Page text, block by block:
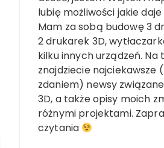
lubię możliwości jakie daje
Mam za sobą budowę 3
2 drukarek 3D,
kilku innych urządzeń. Na
znajdziecie najciekawsze
zdaniem) newsy
3D, a także opisy moich
różnymi projektami.
czytania